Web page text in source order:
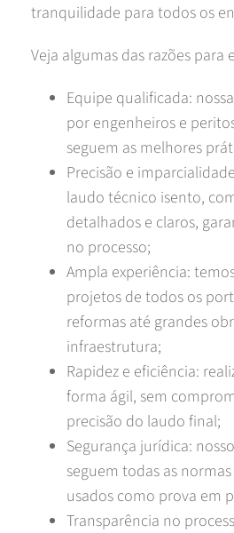
tranquilidade para todos os
Veja algumas das razões para
Equipe qualificada:
por engenheiros e
seguem as melhores
Precisão e
laudo técnico isento,
detalhados e claros,
no processo;
Ampla experiência:
projetos de todos os
reformas até grandes
infraestrutura;
Rapidez e eficiência:
forma ágil, sem
precisão do laudo final;
Segurança jurídica:
seguem todas as
usados como prova em
Transparência no